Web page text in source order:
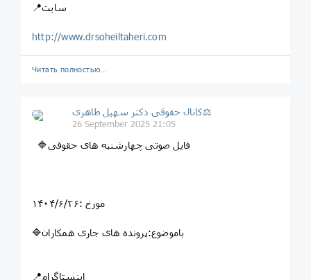
📍سایت
http://www.drsoheiltaheri.com
Читать полностью…
کانال حقوقی دکتر سهيل طاهری⚖
26 September 2025 21:05
🔷فایل صوتی چهارشنبه های حقوقی
مورخ :۱۴۰۴/۶/۲۶
🔷باموضوع:پرونده های جاری همکاران
📍اینستاگرام